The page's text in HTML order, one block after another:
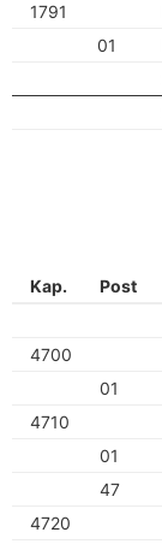
1791
01
Kap.
Post
4700
01
4710
01
47
4720